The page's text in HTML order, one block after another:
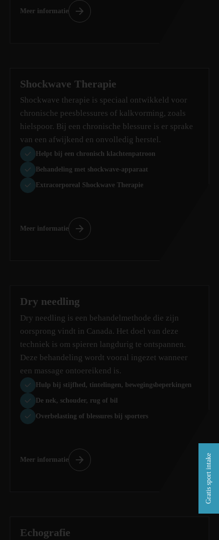
Gratis sport intake
Meer informatie
Shockwave Therapie
Shockwave therapie is speciaal ontwikkeld voor
chronische peesblessures of kalkvorming, zoals
hielspoor. Bij een chronische blessure is er sprake
van een afwijkend en onvolledig herstel.
Helpt bij een chronisch klachtenpatroon
Behandeling met shockwave-apparaat
Extracorporeal Shockwave Therapie
Meer informatie
Dry needling
Dry needling is een behandelmethode die zijn
oorsprong vindt in Canada. Het doel van deze
techniek is om spieren langdurig te ontspannen.
Deze behandeling wordt vooral ingezet wanneer
een massage ontoereikend is.
Hulp bij stijfhed, tintelingen, bewegingsbeperkingen
De nek, schouder, rug of bil
Overbelasting of blessures bij sporters
Meer informatie
Echografie